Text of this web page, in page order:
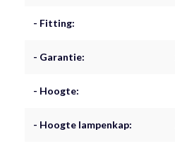
- Fitting:
- Garantie:
- Hoogte:
- Hoogte lampenkap: